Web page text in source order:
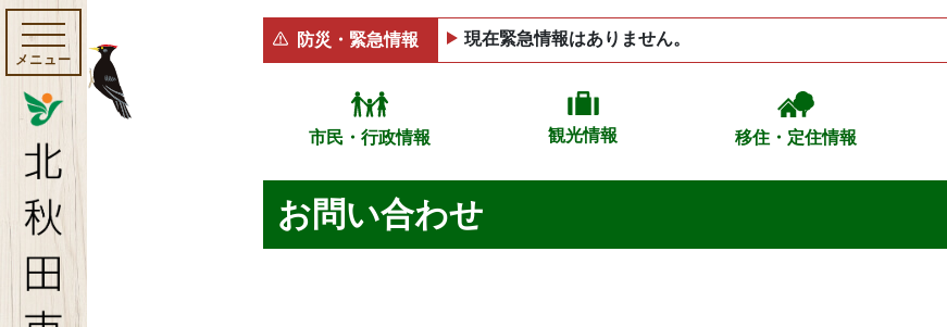
メニュー
防災・緊急情報 現在緊急情報はありません。
市民・行政情報 観光情報 移住・定住情報
お問い合わせ